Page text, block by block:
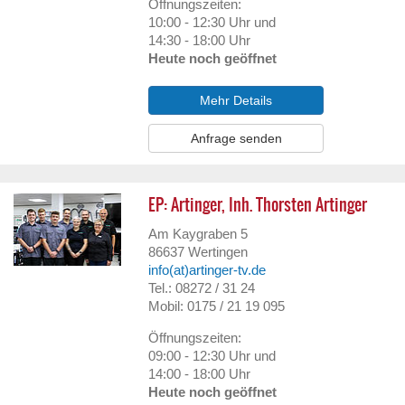
Öffnungszeiten:
10:00 - 12:30 Uhr und
14:30 - 18:00 Uhr
Heute noch geöffnet
Mehr Details
Anfrage senden
EP: Artinger, Inh. Thorsten Artinger
Am Kaygraben 5
86637 Wertingen
info(at)artinger-tv.de
Tel.: 08272 / 31 24
Mobil: 0175 / 21 19 095
Öffnungszeiten:
09:00 - 12:30 Uhr und
14:00 - 18:00 Uhr
Heute noch geöffnet